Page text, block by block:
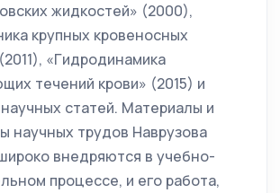
жидкостей» (2000),
крупных кровеносных
«Гидродинамика
течений крови» (2015) и
статей. Материалы и
научных трудов Наврузова
внедряются в учебно-
процессе, и его работа,